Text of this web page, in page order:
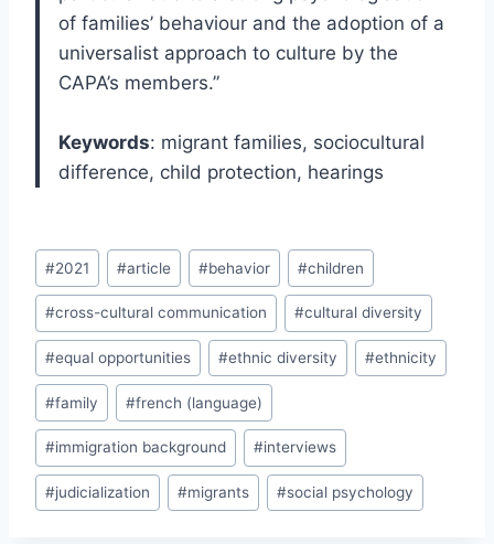
of families’ behaviour and the adoption of a
universalist approach to culture by the
CAPA’s members.”
Keywords: migrant families, sociocultural
difference, child protection, hearings
Post
Tags:
#2021 #article #behavior #children
#cross-cultural communication #cultural diversity
#equal opportunities #ethnic diversity #ethnicity
#family #french (language)
#immigration background #interviews
#judicialization #migrants #social psychology